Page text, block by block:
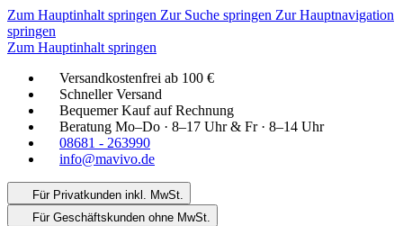
Zum Hauptinhalt springen Zur Suche springen Zur Hauptnavigation
springen
Zum Hauptinhalt springen
Versandkostenfrei ab 100 €
Schneller Versand
Bequemer Kauf auf Rechnung
Beratung Mo–Do · 8–17 Uhr & Fr · 8–14 Uhr
08681 - 263990
info@mavivo.de
Für Privatkunden inkl. MwSt.
Für Geschäftskunden ohne MwSt.